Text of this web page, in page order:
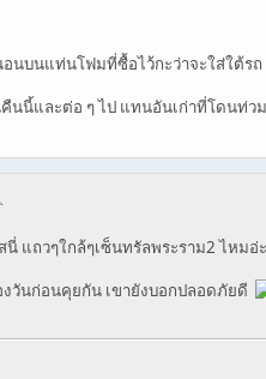
นบนแท่นโฟมที่ซื้อไว้กะว่าจะใส่ใต้ร
นนี้และต่อ ๆ ไป แทนอันเก่าที่โดนท่ว
แถวๆใกล้ๆเซ็นทรัลพระราม2 ไหมอ่
วันก่อนคุยกัน เขายังบอกปลอดภัยดี